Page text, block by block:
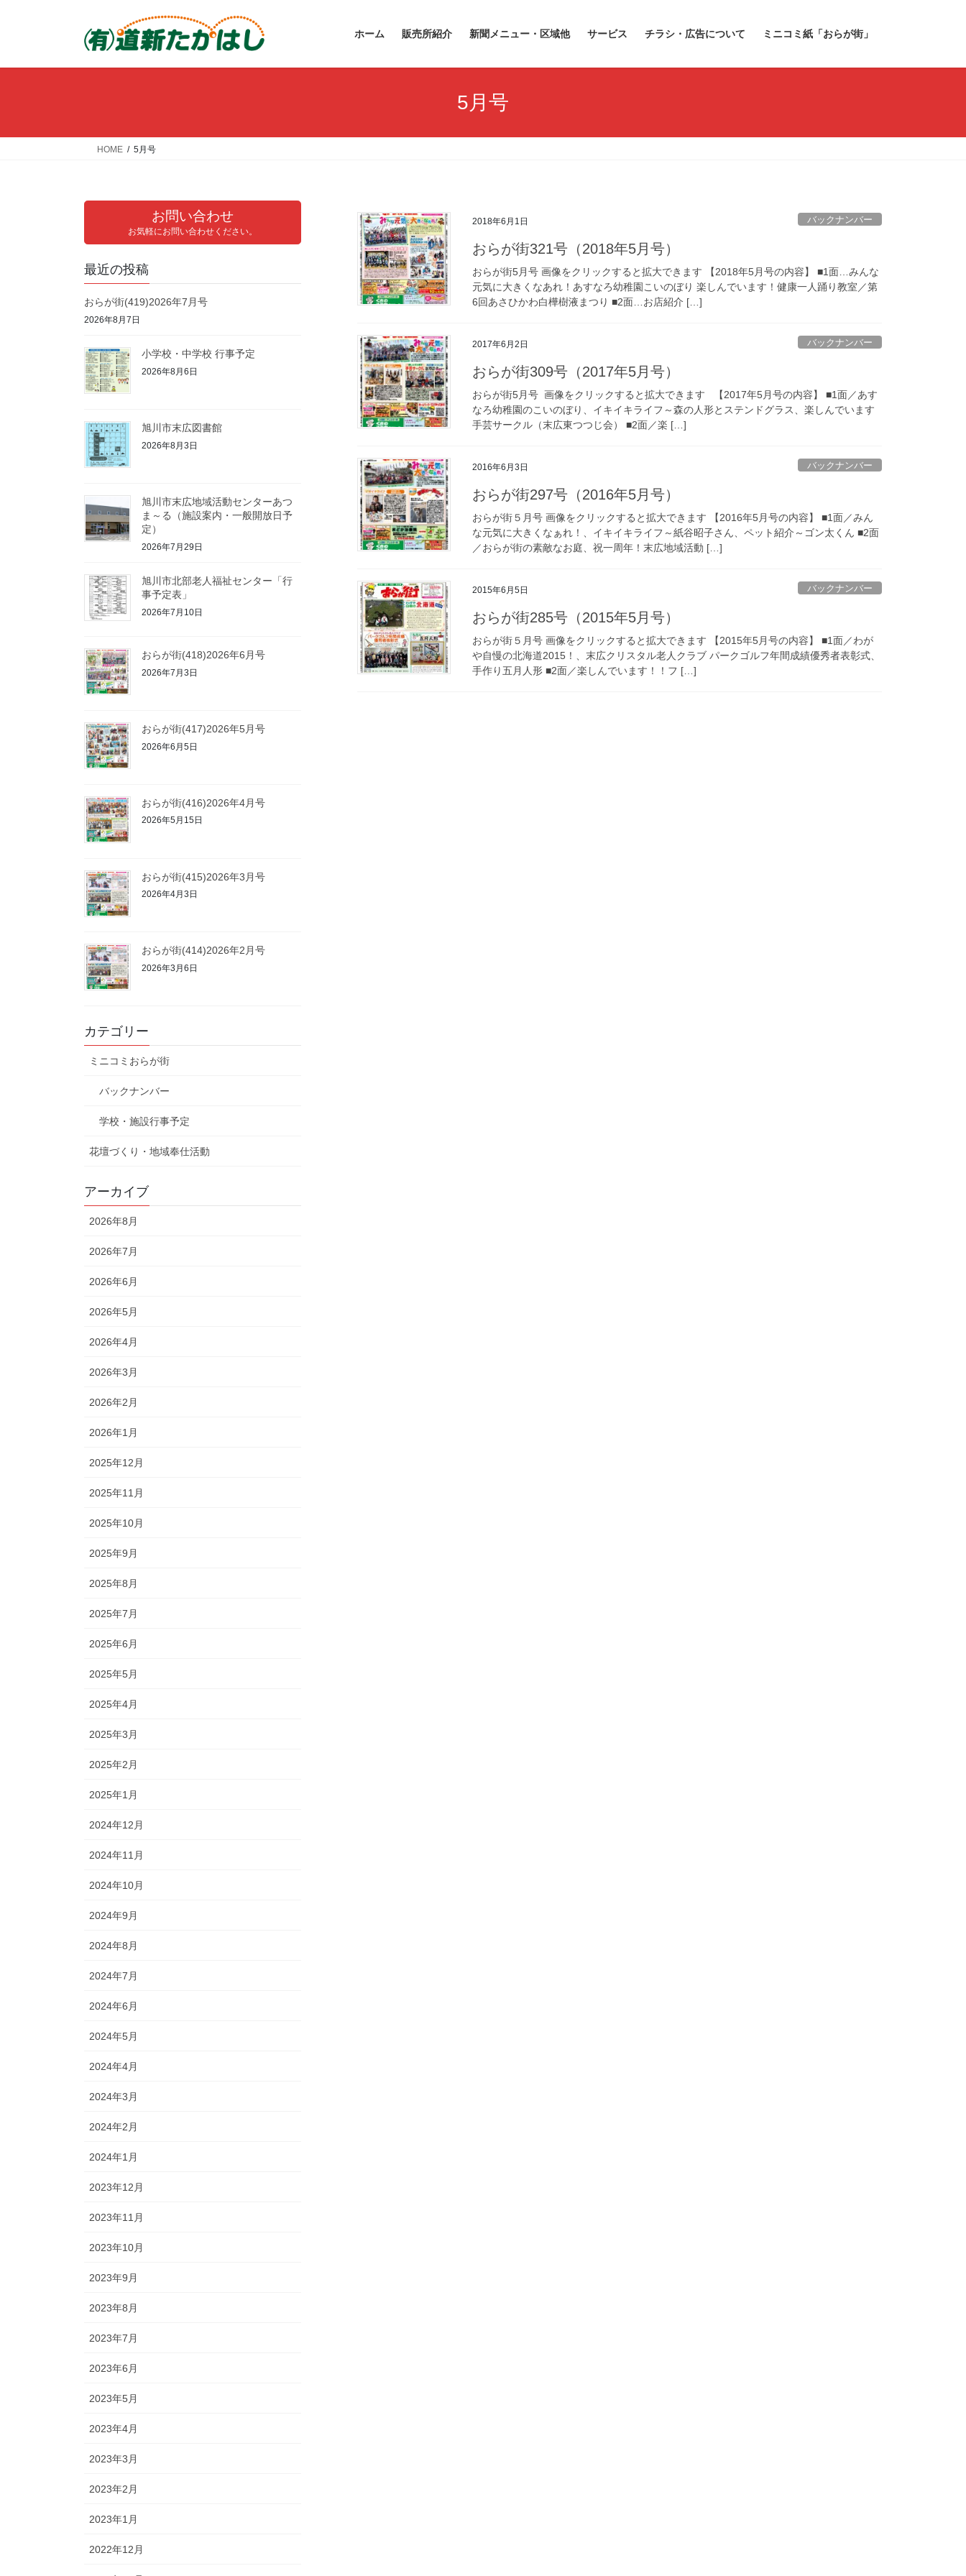
ホーム 販売所紹介 新聞メニュー・区域他 サービス チラシ・広告について ミニコミ紙「おらが街」
5月号
HOME 5月号
2018年6月1日 バックナンバー
おらが街321号（2018年5月号）
おらが街5月号 画像をクリックすると拡大できます 【2018年5月号の内容】 ■1面…みんな
元気に大きくなあれ！あすなろ幼稚園こいのぼり 楽しんでいます！健康一人踊り教室／第
6回あさひかわ白樺樹液まつり ■2面…お店紹介 […]
2017年6月2日 バックナンバー
おらが街309号（2017年5月号）
おらが街5月号 画像をクリックすると拡大できます 【2017年5月号の内容】 ■1面／あす
なろ幼稚園のこいのぼり、イキイキライフ～森の人形とステンドグラス、楽しんでいます
手芸サークル（末広東つつじ会） ■2面／楽 […]
2016年6月3日 バックナンバー
おらが街297号（2016年5月号）
おらが街５月号 画像をクリックすると拡大できます 【2016年5月号の内容】 ■1面／みん
な元気に大きくなぁれ！、イキイキライフ～紙谷昭子さん、ペット紹介～ゴン太くん ■2面
／おらが街の素敵なお庭、祝一周年！末広地域活動 […]
2015年6月5日 バックナンバー
おらが街285号（2015年5月号）
おらが街５月号 画像をクリックすると拡大できます 【2015年5月号の内容】 ■1面／わが
や自慢の北海道2015！、末広クリスタル老人クラブ パークゴルフ年間成績優秀者表彰式、
手作り五月人形 ■2面／楽しんでいます！！フ […]
お問い合わせ
お気軽にお問い合わせください。
最近の投稿
おらが街(419)2026年7月号
2026年8月7日
小学校・中学校 行事予定
2026年8月6日
旭川市末広図書館
2026年8月3日
旭川市末広地域活動センターあつ
ま～る（施設案内・一般開放日予
定）
2026年7月29日
旭川市北部老人福祉センター「行
事予定表」
2026年7月10日
おらが街(418)2026年6月号
2026年7月3日
おらが街(417)2026年5月号
2026年6月5日
おらが街(416)2026年4月号
2026年5月15日
おらが街(415)2026年3月号
2026年4月3日
おらが街(414)2026年2月号
2026年3月6日
カテゴリー
ミニコミおらが街
バックナンバー
学校・施設行事予定
花壇づくり・地域奉仕活動
アーカイブ
2026年8月
2026年7月
2026年6月
2026年5月
2026年4月
2026年3月
2026年2月
2026年1月
2025年12月
2025年11月
2025年10月
2025年9月
2025年8月
2025年7月
2025年6月
2025年5月
2025年4月
2025年3月
2025年2月
2025年1月
2024年12月
2024年11月
2024年10月
2024年9月
2024年8月
2024年7月
2024年6月
2024年5月
2024年4月
2024年3月
2024年2月
2024年1月
2023年12月
2023年11月
2023年10月
2023年9月
2023年8月
2023年7月
2023年6月
2023年5月
2023年4月
2023年3月
2023年2月
2023年1月
2022年12月